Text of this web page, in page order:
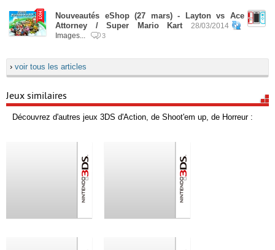
Nouveautés eShop (27 mars) - Layton vs Ace
Attorney / Super Mario Kart
28/03/2014
Images...
3
› voir tous les articles
Jeux similaires
Découvrez d'autres jeux 3DS d'Action, de Shoot'em up, de Horreur :